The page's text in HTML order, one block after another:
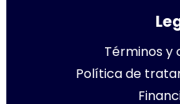
Términos y
Política de